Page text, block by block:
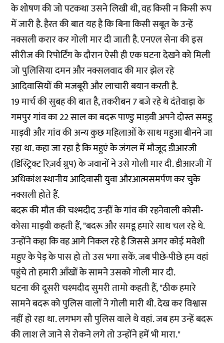
के शोषण की जो पटकथा उसने लिखी थी, वह किसी न किसी रूप
में जारी है. हैरत की बात यह है कि बिना किसी सबूत के उन्हें
नक्सली करार कर गोली मार दी जाती है. एनएल सेना की इस
सीरीज की रिपोर्टिंग के दौरान ऐसी ही एक घटना देखने को मिली
जो पुलिसिया दमन और नक्सलवाद की मार झेल रहे
आदिवासियों की मजबूरी और लाचारी बयान करती है.
19 मार्च की सुबह की बात है, तकरीबन 7 बजे रहे थे दंतेवाड़ा के
गमपुर गांव का 22 साल का बदरू पाण्डु माड़वी अपने दोस्त समडू
माड़वी और गांव की अन्य कुछ महिलाओं के साथ महुआ बीनने जा
रहा था. कहा जा रहा है कि महुएं के जंगल में मौजूद डीआरजी
(डिस्ट्रिक्ट रिज़र्व ग्रुप) के जवानों ने उसे गोली मार दी. डीआरजी में
अधिकांश स्थानीय आदिवासी युवा औरआत्मसमर्पण कर चुके
नक्सली होते हैं.
बदरू की मौत की चश्मदीद उन्हीं के गांव की रहनेवाली कोसी-
कोसा माड़वी कहती हैं, "बदरू और समडू हमारे साथ चल रहे थे.
उन्होंने कहा कि वह आगे निकल रहे है जिससे अगर कोई मवेशी
महुए के पेड़ के पास हो तो उस भगा सकें. जब पीछे-पीछे हम वहां
पहुंचे तो हमारी आँखों के सामने उसको गोली मार दी.
घटना की दूसरी चश्मदीद सुमरी तामो कहती हैं, "ठीक हमारे
सामने बदरू को पुलिस वालों ने गोली मारी थी. देख कर विश्वास
नहीं हो रहा था. लगभग सौ पुलिस वाले थे वहां. जब हम उन्हें बदरू
की लाश ले जाने से रोकने लगे तो उन्होंने हमें भी मारा."